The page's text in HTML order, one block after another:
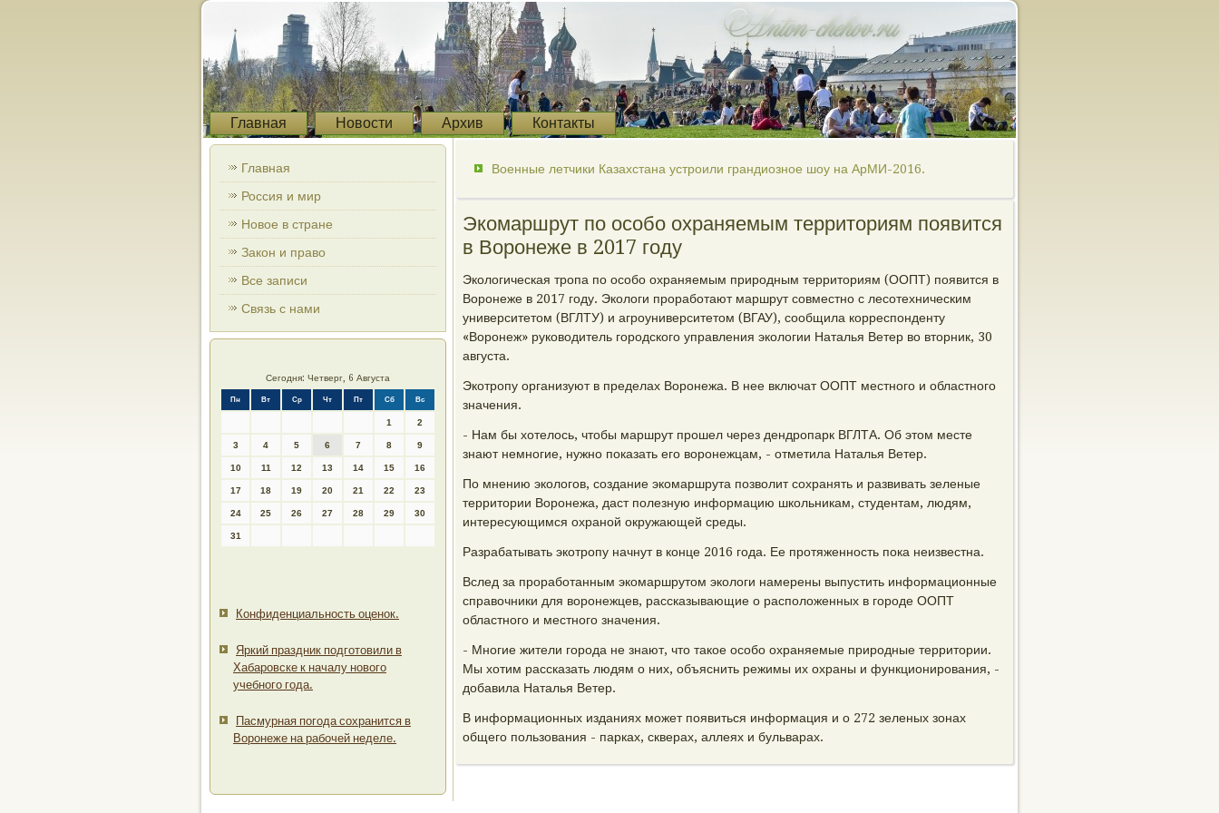
Главная Новости Архив Контакты
Главная
Россия и мир
Новое в стране
Закон и право
Все записи
Связь с нами
Сегодня: Четверг, 6 Августа
Пн Вт Ср Чт Пт Сб Вс
1 2
3 4 5 6 7 8 9
10 11 12 13 14 15 16
17 18 19 20 21 22 23
24 25 26 27 28 29 30
31
Конфиденциальность оценок.
Яркий праздник подготовили в
Хабаровске к началу нового
учебного года.
Пасмурная погода сохранится в
Воронеже на рабочей неделе.
Военные летчики Казахстана устроили грандиозное шоу на АрМИ-2016.
Экомаршрут по особо охраняемым территориям появится
в Воронеже в 2017 году
Экологическая тропа по особо охраняемым природным территориям (ООПТ) появится в
Воронеже в 2017 году. Экологи проработают маршрут совместно с лесотехническим
университетом (ВГЛТУ) и агроуниверситетом (ВГАУ), сообщила корреспонденту
«Воронеж» руководитель городского управления экологии Наталья Ветер во вторник, 30
августа.
Экотропу организуют в пределах Воронежа. В нее включат ООПТ местного и областного
значения.
- Нам бы хотелось, чтобы маршрут прошел через дендропарк ВГЛТА. Об этом месте
знают немногие, нужно показать его воронежцам, - отметила Наталья Ветер.
По мнению экологов, создание экомаршрута позволит сохранять и развивать зеленые
территории Воронежа, даст полезную информацию школьникам, студентам, людям,
интересующимся охраной окружающей среды.
Разрабатывать экотропу начнут в конце 2016 года. Ее протяженность пока неизвестна.
Вслед за проработанным экомаршрутом экологи намерены выпустить информационные
справочники для воронежцев, рассказывающие о расположенных в городе ООПТ
областного и местного значения.
- Многие жители города не знают, что такое особо охраняемые природные территории.
Мы хотим рассказать людям о них, объяснить режимы их охраны и функционирования, -
добавила Наталья Ветер.
В информационных изданиях может появиться информация и о 272 зеленых зонах
общего пользования - парках, скверах, аллеях и бульварах.